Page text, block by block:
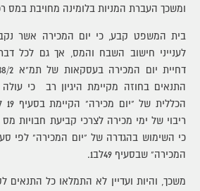
ומשכך העברת המניות בלומינה מחויבת במס
לענייני חישוב השבח והמס, אך גם לכל דבר
התנאים בחוזה מקיימת היגיון רב כי
ריבוי של ימי מכירה לצרכי קביעת חבויות
המכירה" שבסעיף 49לב1.
משכך, והיות ועדיין לא התמלאו כל